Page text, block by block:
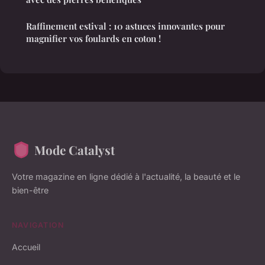
Raffinement estival : 10 astuces innovantes pour
magnifier vos foulards en coton !
Mode Catalyst
Votre magazine en ligne dédié à l'actualité, la beauté et le
bien-être
NAVIGATION
Accueil